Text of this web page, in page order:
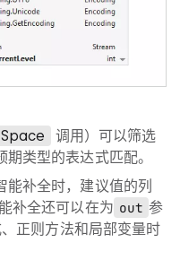
调用）可以筛选
类型的表达式匹配。
能补全时，建议值的列
补全还可以在为 out 参
正则方法和局部变量时